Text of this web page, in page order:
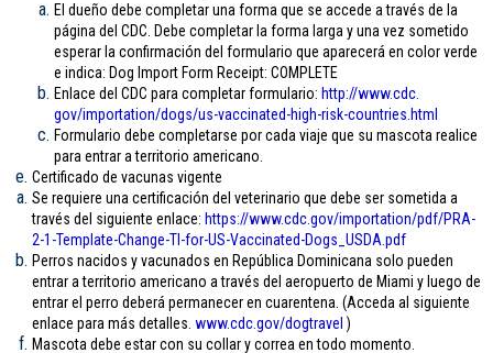
El dueño debe completar una forma que se accede a través de la
página del CDC. Debe completar la forma larga y una vez sometido
esperar la confirmación del formulario que aparecerá en color verde
e indica: Dog Import Form Receipt: COMPLETE
Enlace del CDC para completar formulario: http://www.cdc.
gov/importation/dogs/us-vaccinated-high-risk-countries.html
Formulario debe completarse por cada viaje que su mascota realice
para entrar a territorio americano.
Certificado de vacunas vigente
Se requiere una certificación del veterinario que debe ser sometida a
través del siguiente enlace: https://www.cdc.gov/importation/pdf/PRA-
2-1-Template-Change-TI-for-US-Vaccinated-Dogs_USDA.pdf
Perros nacidos y vacunados en República Dominicana solo pueden
entrar a territorio americano a través del aeropuerto de Miami y luego de
entrar el perro deberá permanecer en cuarentena. (Acceda al siguiente
enlace para más detalles. www.cdc.gov/dogtravel )
Mascota debe estar con su collar y correa en todo momento.